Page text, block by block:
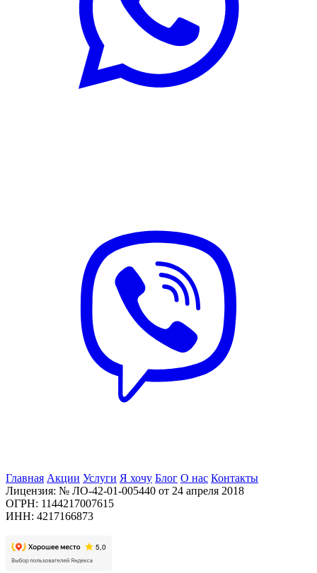
Главная Акции Услуги Я хочу Блог О нас Контакты
Лицензия: № ЛО-42-01-005440 от 24 апреля 2018
ОГРН: 1144217007615
ИНН: 4217166873